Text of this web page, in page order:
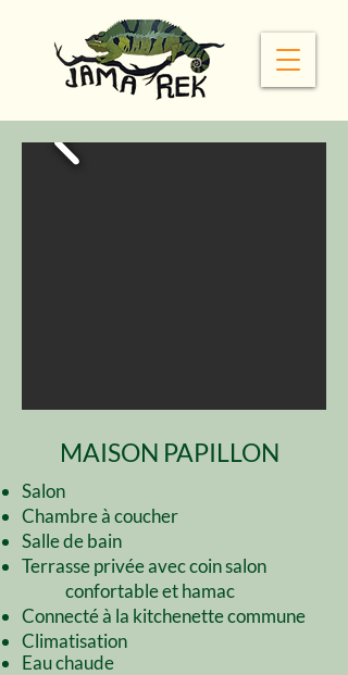
MAISON PAPILLON
Salon
Chambre à coucher
Salle de bain
Terrasse privée avec coin salon
confortable et hamac
Connecté à la kitchenette commune
Climatisation
Eau chaude